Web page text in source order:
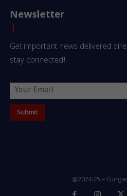
Newsletter
Get important news delivered
stay connected!
@2024-25 –